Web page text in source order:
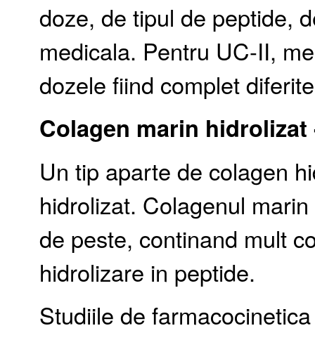
doze, de tipul de peptide,
medicala. Pentru UC-II,
dozele fiind complet
Colagen marin
Un tip aparte de colagen
hidrolizat. Colagenul
de peste, continand mult
hidrolizare in peptide.
Studiile de